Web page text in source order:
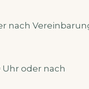
nach
Uhr oder nach